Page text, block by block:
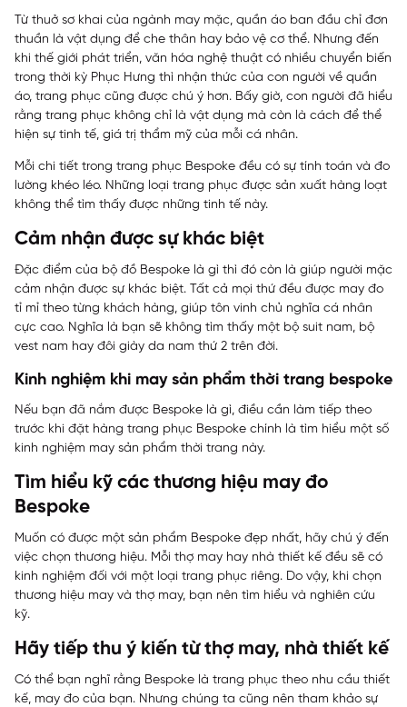
Từ thuở sơ khai của ngành may mặc, quần áo ban đầu chỉ đơn
thuần là vật dụng để che thân hay bảo vệ cơ thể. Nhưng đến
khi thế giới phát triển, văn hóa nghệ thuật có nhiều chuyển biến
trong thời kỳ Phục Hưng thì nhận thức của con người về quần
áo, trang phục cũng được chú ý hơn. Bấy giờ, con người đã hiểu
rằng trang phục không chỉ là vật dụng mà còn là cách để thể
hiện sự tinh tế, giá trị thẩm mỹ của mỗi cá nhân.
Mỗi chi tiết trong trang phục Bespoke đều có sự tính toán và đo
lường khéo léo. Những loại trang phục được sản xuất hàng loạt
không thể tìm thấy được những tinh tế này.
Cảm nhận được sự khác biệt
Đặc điểm của bộ đồ Bespoke là gì thì đó còn là giúp người mặc
cảm nhận được sự khác biệt. Tất cả mọi thứ đều được may đo
tỉ mỉ theo từng khách hàng, giúp tôn vinh chủ nghĩa cá nhân
cực cao. Nghĩa là bạn sẽ không tìm thấy một bộ suit nam, bộ
vest nam hay đôi giày da nam thứ 2 trên đời.
Kinh nghiệm khi may sản phẩm thời trang bespoke
Nếu bạn đã nắm được Bespoke là gì, điều cần làm tiếp theo
trước khi đặt hàng trang phục Bespoke chính là tìm hiểu một số
kinh nghiệm may sản phẩm thời trang này.
Tìm hiểu kỹ các thương hiệu may đo
Bespoke
Muốn có được một sản phẩm Bespoke đẹp nhất, hãy chú ý đến
việc chọn thương hiệu. Mỗi thợ may hay nhà thiết kế đều sẽ có
kinh nghiệm đối với một loại trang phục riêng. Do vậy, khi chọn
thương hiệu may và thợ may, bạn nên tìm hiểu và nghiên cứu
kỹ.
Hãy tiếp thu ý kiến từ thợ may, nhà thiết kế
Có thể bạn nghĩ rằng Bespoke là trang phục theo nhu cầu thiết
kế, may đo của bạn. Nhưng chúng ta cũng nên tham khảo sự